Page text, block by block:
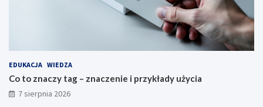
EDUKACJA WIEDZA
Co to znaczy tag – znaczenie i przykłady użycia
7 sierpnia 2026